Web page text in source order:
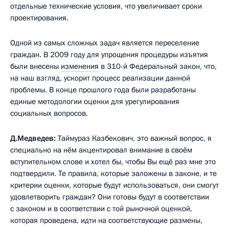
отдельные технические условия, что увеличивает сроки
проектирования.
Одной из самых сложных задач является переселение
граждан. В 2009 году для упрощения процедуры изъятия
были внесены изменения в 310-й Федеральный закон, что,
на наш взгляд, ускорит процесс реализации данной
проблемы. В конце прошлого года были разработаны
единые методологии оценки для урегулирования
социальных вопросов.
Д.Медведев: Таймураз Казбекович, это важный вопрос, я
специально на нём акцентировал внимание в своём
вступительном слове и хотел бы, чтобы Вы ещё раз мне это
подтвердили. Те правила, которые заложены в законе, и те
критерии оценки, которые будут использоваться, они смогут
удовлетворить граждан? Они готовы будут в соответствии
с законом и в соответствии с той рыночной оценкой,
которая проведена, идти на соответствующие размены,